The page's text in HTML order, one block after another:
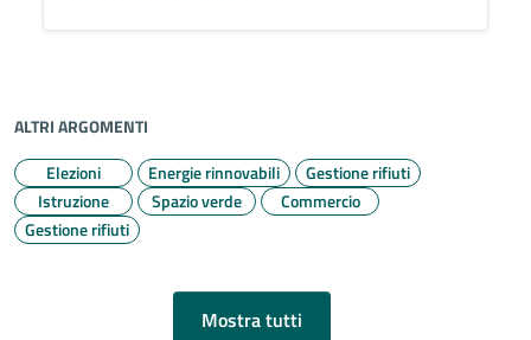
ALTRI ARGOMENTI
Elezioni
Energie rinnovabili
Gestione rifiuti
Istruzione
Spazio verde
Commercio
Gestione rifiuti
Mostra tutti